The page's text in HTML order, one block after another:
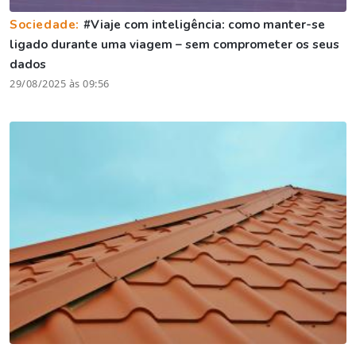
Sociedade: #Viaje com inteligência: como manter-se
ligado durante uma viagem – sem comprometer os seus
dados
29/08/2025 às 09:56